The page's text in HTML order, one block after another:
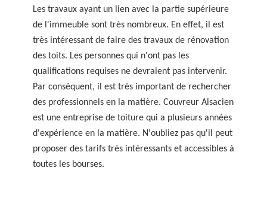
Les travaux ayant un lien avec la partie supérieure
de l'immeuble sont très nombreux. En effet, il est
très intéressant de faire des travaux de rénovation
des toits. Les personnes qui n'ont pas les
qualifications requises ne devraient pas intervenir.
Par conséquent, il est très important de rechercher
des professionnels en la matière. Couvreur Alsacien
est une entreprise de toiture qui a plusieurs années
d'expérience en la matière. N'oubliez pas qu'il peut
proposer des tarifs très intéressants et accessibles à
toutes les bourses.